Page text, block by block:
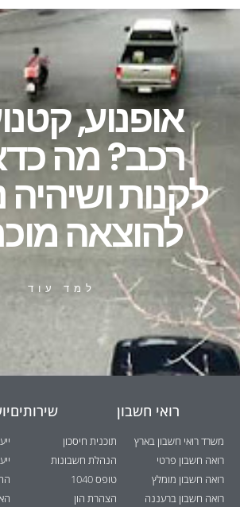
אופנוע,
רכב? מה
לקנות
להוצאה
למד עוד
רואי חשבון
משרד רואי חשבון בארץ
רואה חשבון פרטי
רואה חשבון מומלץ
רואה חשבון ברעננה
שירותים
תוכנית חיסכון
הנהלת חשבונות
טופס 1040
הצהרת הון